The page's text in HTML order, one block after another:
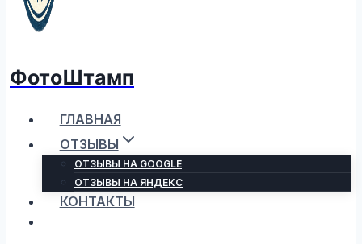
ФотоШтамп
ГЛАВНАЯ
ОТЗЫВЫ
ОТЗЫВЫ НА GOOGLE
ОТЗЫВЫ НА ЯНДЕКС
КОНТАКТЫ